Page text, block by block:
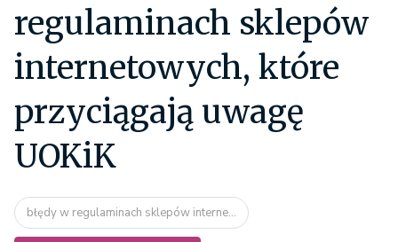
regulaminach sklepów
internetowych, które
przyciągają uwagę
UOKiK
błędy w regulaminach sklepów interne...